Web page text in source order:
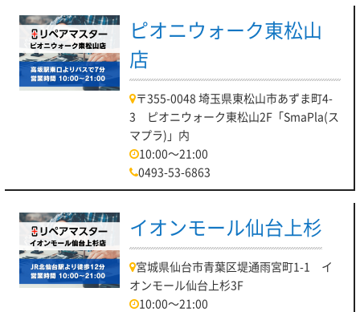
バッテリー劣化が考えられます！
当店なら内蔵されているバッテリーの交換も可能です。お気軽
にご相談ください！
加えて、アップグレードもお待ちしております！
さて、対応メーカーは
TOSHIBA、FUJITSU、Panasonic、NEC、VAIO、DELL、
様々なPCメーカーでも即日対応いたします！
パソコン修理リペアマスター川口店は
埼玉高速鉄道線「鳩ヶ谷駅」より 徒歩約22分の
イオンモール川口内3階に店舗がございます！
ピオニウォーク東松山
店
〒355-0048 埼玉県東松山市あずま町4-
3 ピオニウォーク東松山2F「SmaPla(ス
マプラ)」内
10:00～21:00
0493-53-6863
イオンモール仙台上杉
宮城県仙台市青葉区堤通雨宮町1-1 イ
オンモール仙台上杉3F
10:00～21:00